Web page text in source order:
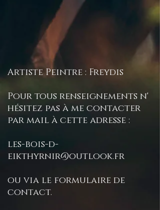
Artiste Peintre : Freydis
Pour tous renseignements n'
hésitez pas à me contacter
par mail à cette adresse :
les-bois-d-
eikthyrnir@outlook.fr
ou via le formulaire de
contact.